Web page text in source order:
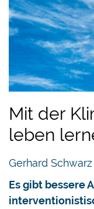
Mit der
leben
Gerhard Schwarz
Es gibt bessere